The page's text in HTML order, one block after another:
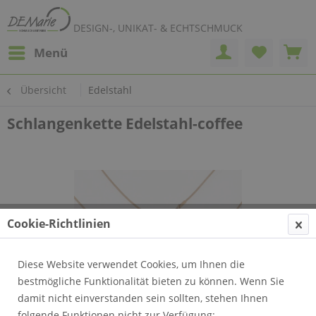
DESIGN-, UNIKAT- & ECHTSCHMUCK
Menü
Übersicht Edelstahl
Schlangenkette Edelstahl-coffee
Cookie-Richtlinien
Diese Website verwendet Cookies, um Ihnen die
bestmögliche Funktionalität bieten zu können. Wenn Sie
damit nicht einverstanden sein sollten, stehen Ihnen